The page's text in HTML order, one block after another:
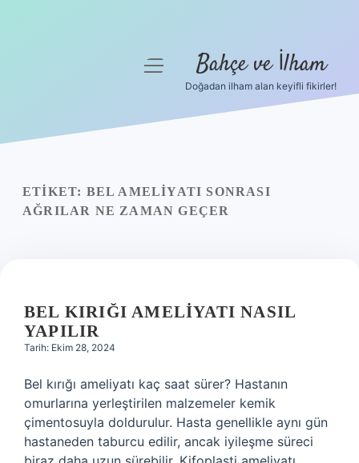
Yasal Uyarı
menüyü
Bahçe ve İlham
Doğadan ilham alan keyifli fikirler!
ETIKET: BEL AMELIYATI SONRASI
AĞRILAR NE ZAMAN GEÇER
BEL KIRIĞI AMELIYATI NASIL
YAPILIR
Tarih: Ekim 28, 2024
Bel kırığı ameliyatı kaç saat sürer? Hastanın
omurlarına yerleştirilen malzemeler kemik
çimentosuyla doldurulur. Hasta genellikle aynı gün
hastaneden taburcu edilir, ancak iyileşme süreci